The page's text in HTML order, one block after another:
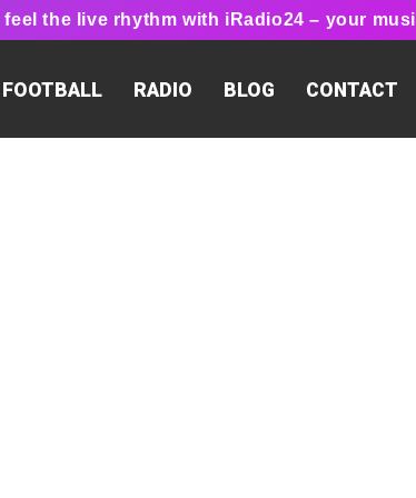
feel the live rhythm with iRadio24 – your
FOOTBALL RADIO BLOG CONTACT